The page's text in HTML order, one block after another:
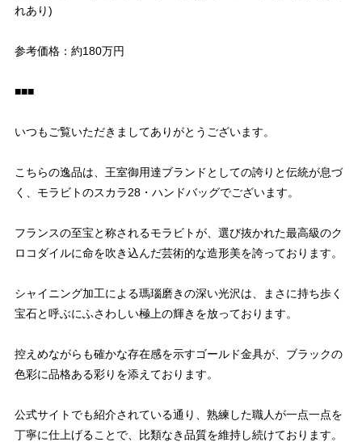
れあり)
参考価格：約180万円
■■■
いつもご覧いただきましてありがとうございます。
こちらの逸品は、王室御用達ブランドとしての誇りと伝統が息づ
く、モラビトのスカラ28・ハンドバッグでございます。
フランスの至宝と称されるモラビトが、選び抜かれた最高級のク
ロコダイルに命を吹き込んだ芸術的な造形美を誇っております。
シャイニング加工による瑪瑙磨きの深い光沢は、まさに持ち歩く
宝石と呼ぶにふさわしい極上の輝きを放っております。
控えめながらも確かな存在感を示すゴールド金具が、ブラックの
色彩に品格ある彩りを添えております。
公式サイトでも紹介されている通り、熟練した職人が一点一点を
丁寧に仕上げることで、比類なき品質を維持し続けております。